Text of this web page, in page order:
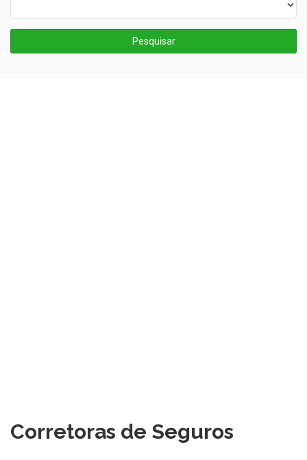
Pesquisar
Corretoras de Seguros